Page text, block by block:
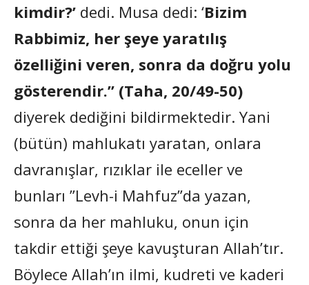
kimdir?’ dedi. Musa dedi: ‘Bizim
Rabbimiz, her şeye yaratılış
özelliğini veren, sonra da doğru yolu
gösterendir.” (Taha, 20/49-50)
diyerek dediğini bildirmektedir. Yani
(bütün) mahlukatı yaratan, onlara
davranışlar, rızıklar ile eceller ve
bunları ”Levh-i Mahfuz”da yazan,
sonra da her mahluku, onun için
takdir ettiği şeye kavuşturan Allah’tır.
Böylece Allah’ın ilmi, kudreti ve kaderi